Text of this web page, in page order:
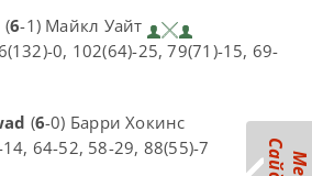
(6-1) Майкл Уайт
0, 102(64)-25, 79(71)-15, 69-
(6-0) Барри Хокинс
64-52, 58-29, 88(55)-7